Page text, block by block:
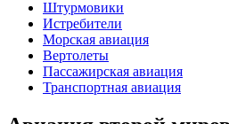
Штурмовики
Истребители
Морская авиация
Вертолеты
Пассажирская авиация
Транспортная авиация